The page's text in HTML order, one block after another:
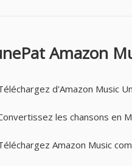
Amazon
d'Amazon Music
les chansons en
Amazon Music